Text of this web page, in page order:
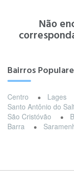
Não
Bairros
Centro Lages
Santo Antônio do
São Cristóvão
Barra